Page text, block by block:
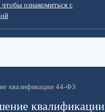
ознакомиться с
квалификации 44-ФЗ
квалификации